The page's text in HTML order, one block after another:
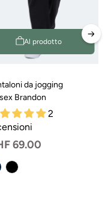
Al prodotto
da jogging
Brandon
2
69.00